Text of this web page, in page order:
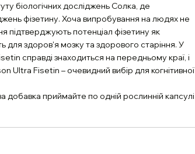
біологічних досліджень Солка, де
фізетину. Хоча випробування на людях не
підтверджують потенціал фізетину як
для здоров'я мозку та здорового старіння. У
справді знаходиться на передньому краї, і
Ultra Fisetin – очевидний вибір для когнітивної
добавка приймайте по одній рослинній капсулі